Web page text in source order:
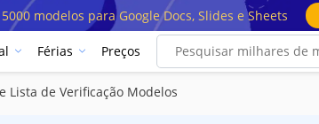
modelos para Google Docs, Slides e Sheets
Férias Preços
Lista de Verificação Modelos